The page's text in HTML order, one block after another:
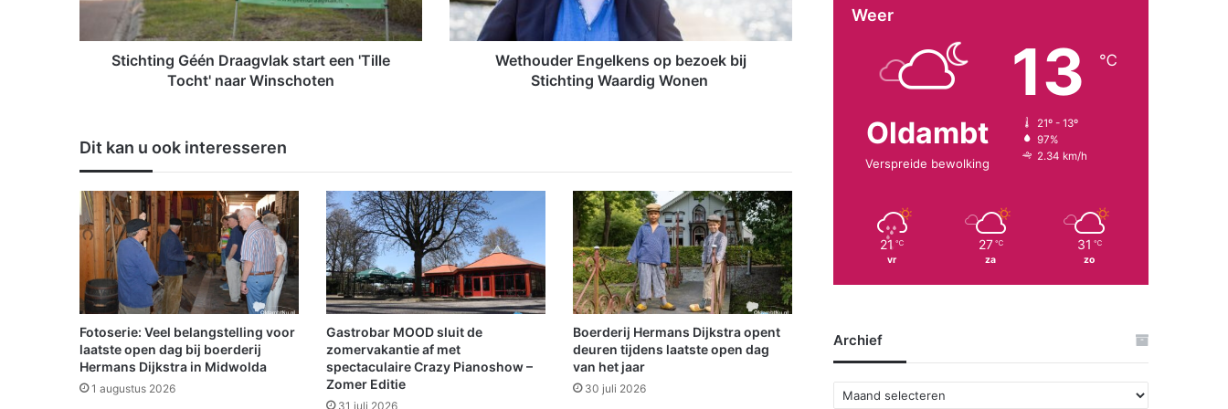
g
r
a
a
g
v
k
s
t
a
r
t
Stichting Géén Draagvlak start een 'Tille
Tocht' naar Winschoten
e
r
e
n
s
o
p
b
e
z
o
e
k
Wethouder Engelkens op bezoek bij
Stichting Waardig Wonen
Dit kan u ook interesseren
Fotoserie: Veel belangstelling voor
laatste open dag bij boerderij
Hermans Dijkstra in Midwolda
1 augustus 2026
Gastrobar MOOD sluit de
zomervakantie af met
spectaculaire Crazy Pianoshow –
Zomer Editie
31 juli 2026
Boerderij Hermans Dijkstra opent
deuren tijdens laatste open dag
van het jaar
30 juli 2026
Weer
Oldambt
Verspreide bewolking
13 ℃
21º - 13º
97%
2.34 km/h
21 ℃
vr
27 ℃
za
31 ℃
zo
Archief